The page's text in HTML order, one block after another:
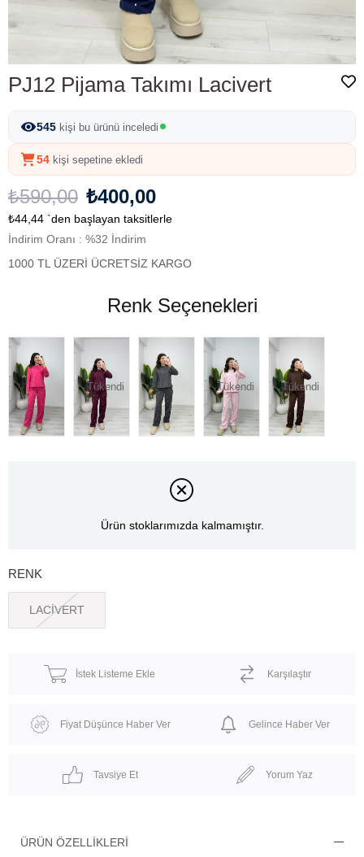
PJ12 Pijama Takımı Lacivert
545 kişi bu ürünü inceledi
54 kişi sepetine ekledi
₺590,00 ₺400,00
₺44,44 `den başlayan taksitlerle
İndirim Oranı : %32 İndirim
1000 TL ÜZERİ ÜCRETSİZ KARGO
Renk Seçenekleri
Tükendi Tükendi Tükendi
Ürün stoklarımızda kalmamıştır.
RENK
LACİVERT
İstek Listeme Ekle Karşılaştır
Fiyat Düşünce Haber Ver Gelince Haber Ver
Tavsiye Et Yorum Yaz
ÜRÜN ÖZELLIKLERI